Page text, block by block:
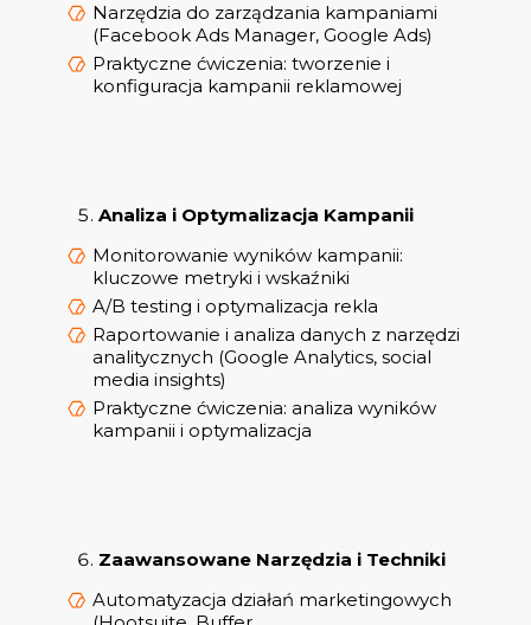
Narzędzia do zarządzania kampaniami
(Facebook Ads Manager, Google Ads)
Praktyczne ćwiczenia: tworzenie i
konfiguracja kampanii reklamowej
Analiza i Optymalizacja Kampanii
Monitorowanie wyników kampanii:
kluczowe metryki i wskaźniki
A/B testing i optymalizacja rekla
Raportowanie i analiza danych z narzędzi
analitycznych (Google Analytics, social
media insights)
Praktyczne ćwiczenia: analiza wyników
kampanii i optymalizacja
Zaawansowane Narzędzia i Techniki
Automatyzacja działań marketingowych